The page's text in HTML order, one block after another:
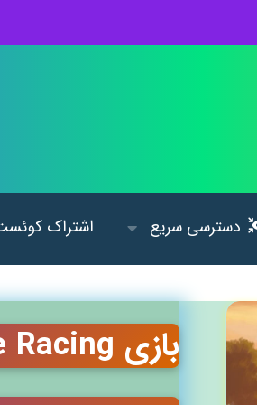
دسترسی سریع اشتراک
بازی Rival Stars Horse Racing